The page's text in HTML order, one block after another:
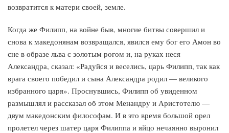
возвратится к матери своей, земле.
Когда же Филипп, на войне быв, многие битвы совершил и
снова к македонянам возвращался, явился ему бог его Амон во
сне в образе льва с золотым рогом и, на руках неся
Александра, сказал: «Радуйся и веселись, царь Филипп, так как
врага своего победил и сына Александра родил — великого
избранного царя». Проснувшись, Филипп об увиденном
размышлял и рассказал об этом Менандру и Аристотелю —
двум македонским философам. И в это время большой орел
пролетел через шатер царя Филиппа и яйцо нечаянно выронил